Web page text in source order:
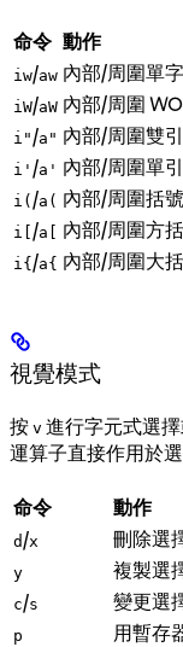
命令 動作
iw/aw 內部/周圍單字
iW/aW 內部/周圍
i" /a" 內部/周圍雙
i' /a' 內部/周圍單
i( /a( 內部/周圍括號
i[ /a[ 內部/周圍方
i{ /a{ 內部/周圍大
視覺模式
按 v 進行字元式選
運算子直接作用於選
命令 動作
d/x 刪除選
y 複製選
c/s 變更選
p 用暫存